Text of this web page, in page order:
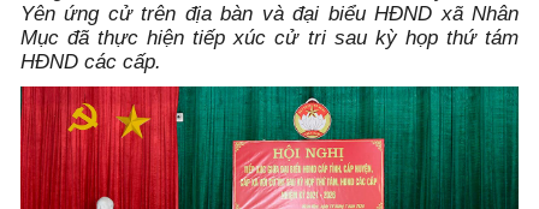
Yên ứng cử trên địa bàn và đại biểu HĐND xã Nhân
Mục đã thực hiện tiếp xúc cử tri sau kỳ họp thứ tám
HĐND các cấp.